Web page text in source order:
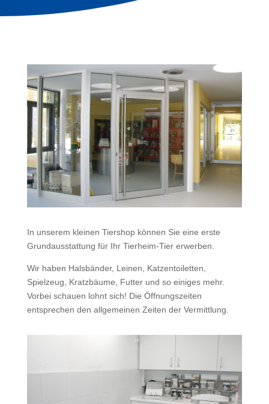
In unserem kleinen Tiershop können Sie eine erste
Grundausstattung für Ihr Tierheim-Tier erwerben.
Wir haben Halsbänder, Leinen, Katzentoiletten,
Spielzeug, Kratzbäume, Futter und so einiges mehr.
Vorbei schauen lohnt sich! Die Öffnungszeiten
entsprechen den allgemeinen Zeiten der Vermittlung.